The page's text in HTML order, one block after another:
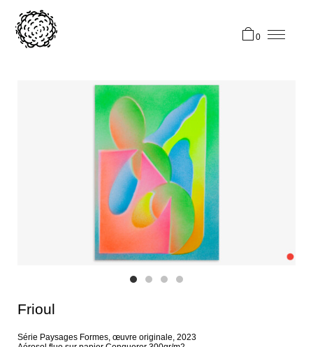
0
Frioul
Série Paysages Formes, œuvre originale, 2023